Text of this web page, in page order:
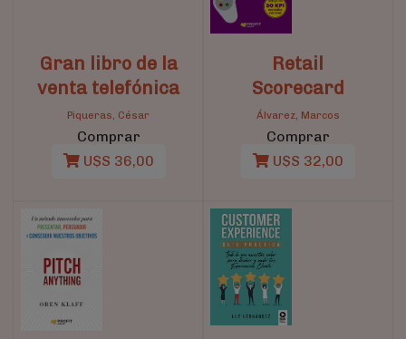
Gran libro de la
venta telefónica
Piqueras, César
Comprar
U$S 36,00
Retail
Scorecard
Álvarez, Marcos
Comprar
U$S 32,00